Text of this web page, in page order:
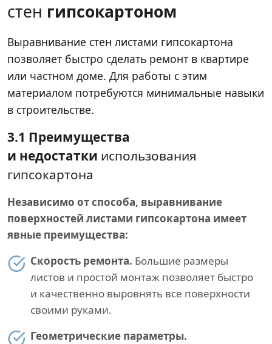
стен гипсокартоном
Выравнивание стен листами гипсокартона
позволяет быстро сделать ремонт в квартире
или частном доме. Для работы с этим
материалом потребуются минимальные навыки
в строительстве.
3.1 Преимущества
и недостатки использования
гипсокартона
Независимо от способа, выравнивание
поверхностей листами гипсокартона имеет
явные преимущества:
Скорость ремонта. Большие размеры
листов и простой монтаж позволяет быстро
и качественно выровнять все поверхности
своими руками.
Геометрические параметры.